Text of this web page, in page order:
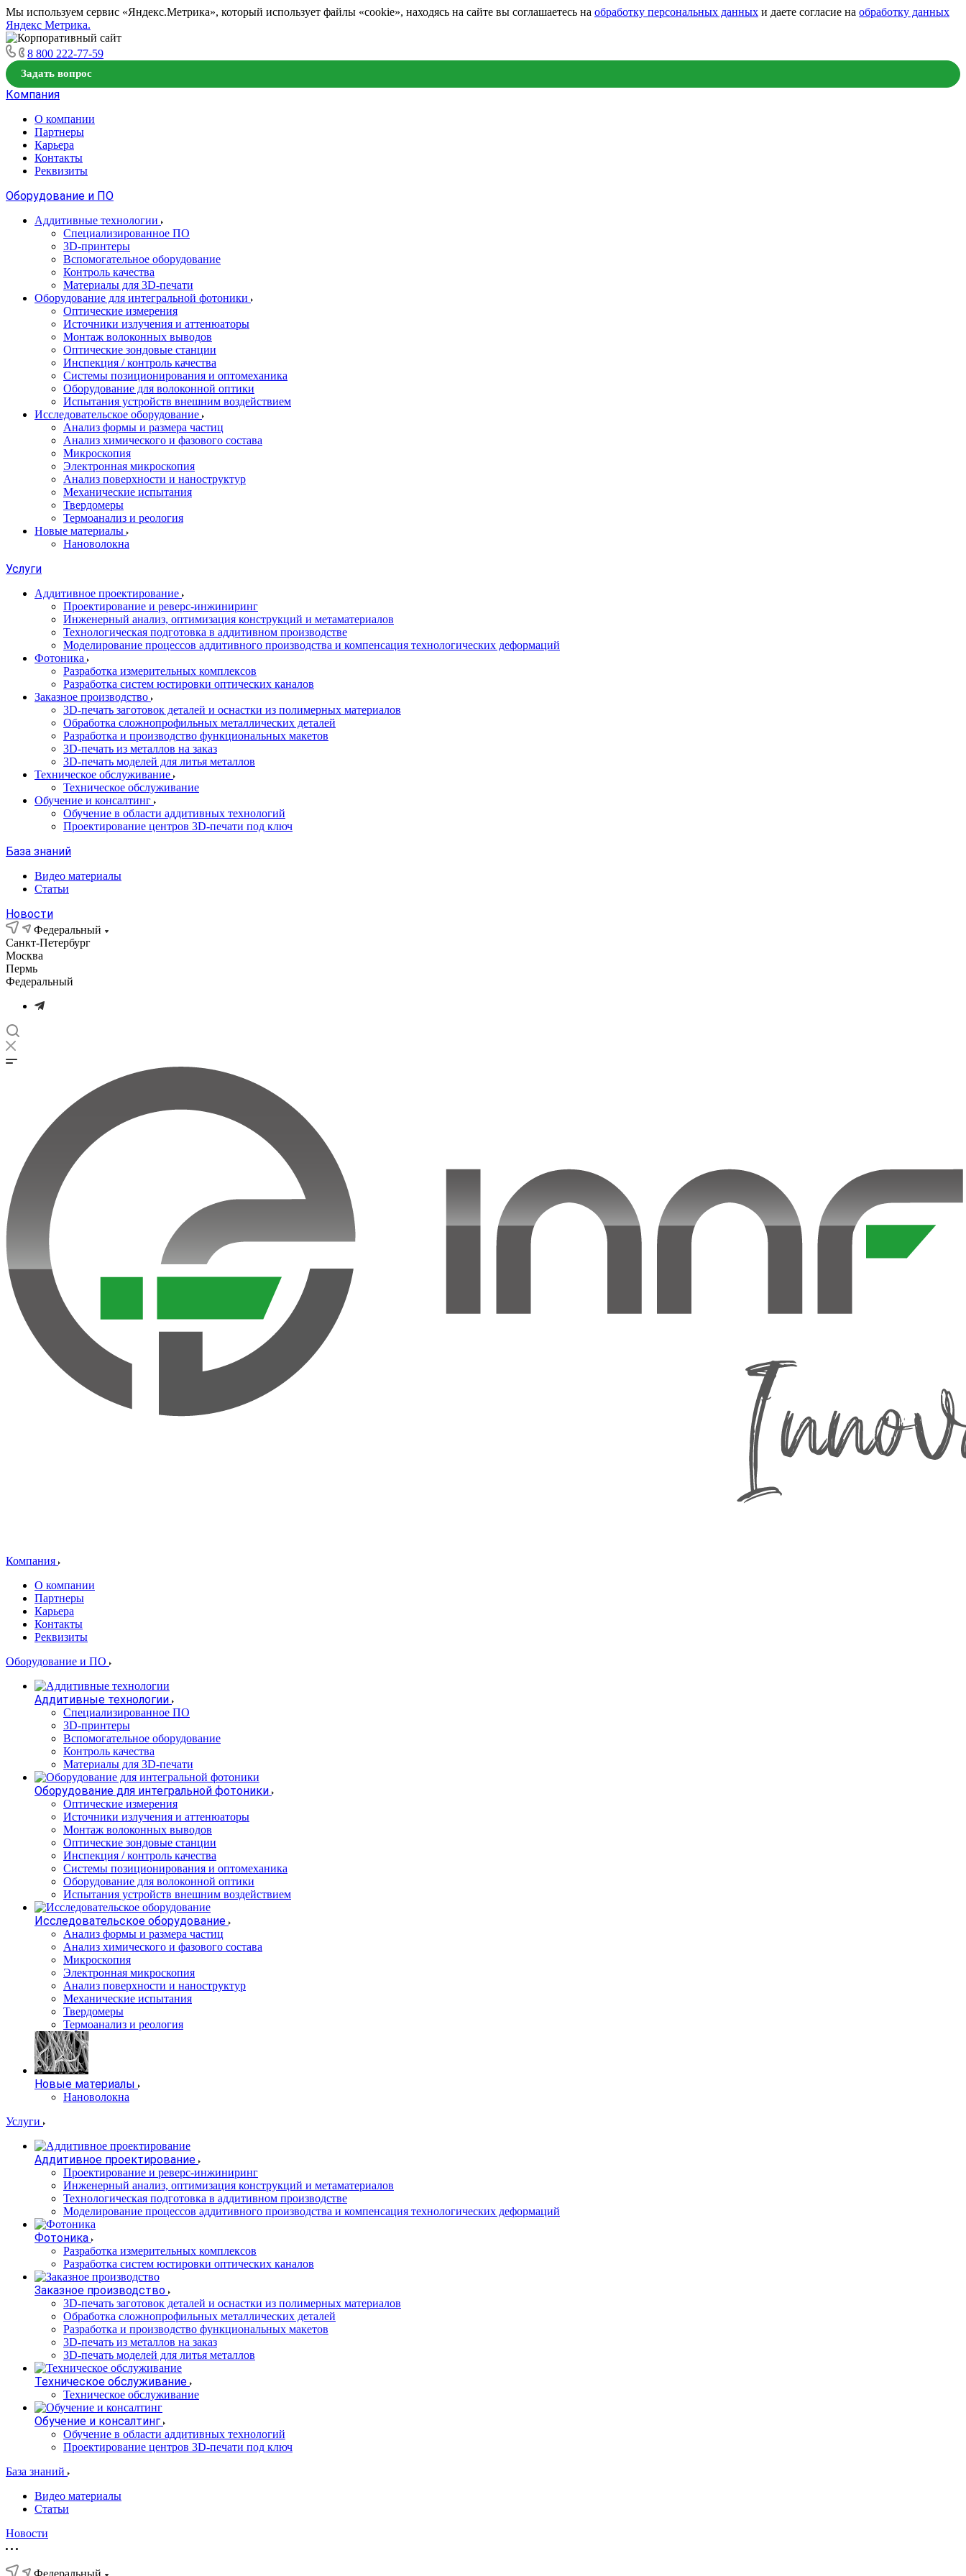
Мы используем сервис «Яндекс.Метрика», который использует файлы «cookie», находясь на сайте вы соглашаетесь на обработку персональных данных и даете согласие на обработку данных
Яндекс Метрика.
8 800 222-77-59
Задать вопрос
Компания
О компании
Партнеры
Карьера
Контакты
Реквизиты
Оборудование и ПО
Аддитивные технологии
Специализированное ПО
3D-принтеры
Вспомогательное оборудование
Контроль качества
Материалы для 3D-печати
Оборудование для интегральной фотоники
Оптические измерения
Источники излучения и аттенюаторы
Монтаж волоконных выводов
Оптические зондовые станции
Инспекция / контроль качества
Системы позиционирования и оптомеханика
Оборудование для волоконной оптики
Испытания устройств внешним воздействием
Исследовательское оборудование
Анализ формы и размера частиц
Анализ химического и фазового состава
Микроскопия
Электронная микроскопия
Анализ поверхности и наноструктур
Механические испытания
Твердомеры
Термоанализ и реология
Новые материалы
Нановолокна
Услуги
Аддитивное проектирование
Проектирование и реверс-инжиниринг
Инженерный анализ, оптимизация конструкций и метаматериалов
Технологическая подготовка в аддитивном производстве
Моделирование процессов аддитивного производства и компенсация технологических деформаций
Фотоника
Разработка измерительных комплексов
Разработка систем юстировки оптических каналов
Заказное производство
3D-печать заготовок деталей и оснастки из полимерных материалов
Обработка сложнопрофильных металлических деталей
Разработка и производство функциональных макетов
3D-печать из металлов на заказ
3D-печать моделей для литья металлов
Техническое обслуживание
Техническое обслуживание
Обучение и консалтинг
Обучение в области аддитивных технологий
Проектирование центров 3D-печати под ключ
База знаний
Видео материалы
Статьи
Новости
Федеральный
Санкт-Петербург
Москва
Пермь
Федеральный
Компания
О компании
Партнеры
Карьера
Контакты
Реквизиты
Оборудование и ПО
Аддитивные технологии
Специализированное ПО
3D-принтеры
Вспомогательное оборудование
Контроль качества
Материалы для 3D-печати
Оборудование для интегральной фотоники
Оптические измерения
Источники излучения и аттенюаторы
Монтаж волоконных выводов
Оптические зондовые станции
Инспекция / контроль качества
Системы позиционирования и оптомеханика
Оборудование для волоконной оптики
Испытания устройств внешним воздействием
Исследовательское оборудование
Анализ формы и размера частиц
Анализ химического и фазового состава
Микроскопия
Электронная микроскопия
Анализ поверхности и наноструктур
Механические испытания
Твердомеры
Термоанализ и реология
Новые материалы
Нановолокна
Услуги
Аддитивное проектирование
Проектирование и реверс-инжиниринг
Инженерный анализ, оптимизация конструкций и метаматериалов
Технологическая подготовка в аддитивном производстве
Моделирование процессов аддитивного производства и компенсация технологических деформаций
Фотоника
Разработка измерительных комплексов
Разработка систем юстировки оптических каналов
Заказное производство
3D-печать заготовок деталей и оснастки из полимерных материалов
Обработка сложнопрофильных металлических деталей
Разработка и производство функциональных макетов
3D-печать из металлов на заказ
3D-печать моделей для литья металлов
Техническое обслуживание
Техническое обслуживание
Обучение и консалтинг
Обучение в области аддитивных технологий
Проектирование центров 3D-печати под ключ
База знаний
Видео материалы
Статьи
Новости
Федеральный